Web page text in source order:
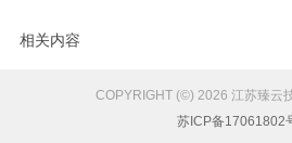
相关内容
COPYRIGHT (©) 2026 江苏臻云
苏ICP备17061802